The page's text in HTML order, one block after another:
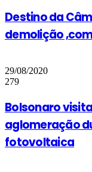
Destino da
demolição
29/08/2020
279
Bolsonaro
aglomeração
fotovoltaica